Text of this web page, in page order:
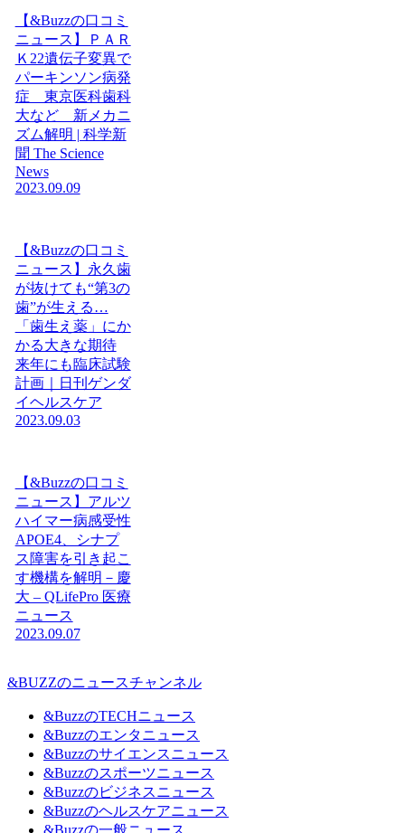
【&Buzzの口コミ
ニュース】ＰＡＲ
Ｋ22遺伝子変異で
パーキンソン病発
症 東京医科歯科
大など 新メカニ
ズム解明 | 科学新
聞 The Science
News
2023.09.09
【&Buzzの口コミ
ニュース】永久歯
が抜けても“第3の
歯”が生える…
「歯生え薬」にか
かる大きな期待
来年にも臨床試験
計画｜日刊ゲンダ
イヘルスケア
2023.09.03
【&Buzzの口コミ
ニュース】アルツ
ハイマー病感受性
APOE4、シナプ
ス障害を引き起こ
す機構を解明－慶
大 – QLifePro 医療
ニュース
2023.09.07
&BUZZのニュースチャンネル
&BuzzのTECHニュース
&Buzzのエンタニュース
&Buzzのサイエンスニュース
&Buzzのスポーツニュース
&Buzzのビジネスニュース
&Buzzのヘルスケアニュース